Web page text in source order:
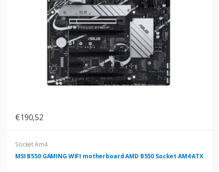
€190,52
Socket Am4
MSI B550 GAMING WIFI motherboard AMD B550 Socket AM4 ATX